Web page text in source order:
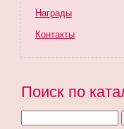
Награды
Контакты
Поиск по